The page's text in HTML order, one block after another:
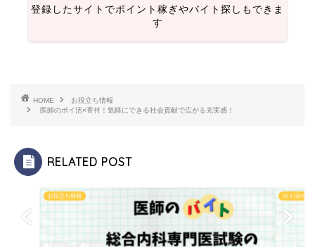
登録したサイトでポイント稼ぎやバイト探しもできま
す
HOME
お役立ち情報
医師のポイ活×寄付！気軽にできる社会貢献で広がる充実感！
RELATED POST
お役立ち情報 ポイ活/ポイ